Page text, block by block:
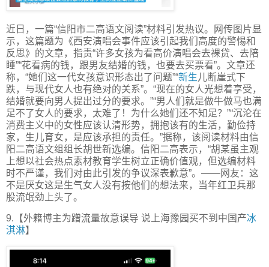
近日，一篇“信阳市二高语文阅读”材料引发热议。网传图片显
示，这篇题为《西安演唱会事件应该引起我们高度的警惕和
反思》的文章，指责“许多女孩为看高价演唱会去裸贷、去陪
睡”“花看病的钱，跟男友结婚的钱，也要去买票看”。文章还
称，“她们这一代女孩意识形态出了问题”“新生 儿断崖式下
跌，与现代女人也有绝对的关系”。“现在的女人光想着享受，
结婚就要向男人提出过分的要求。”“男人们就是做牛做马也满
足不了女人的要求，太难了！为什么她们还不知足？”“沉沦在
消费主义中的女性应该认清形势，拥抱该有的生活，勤俭持
家，生儿育女，是应该承担的责任。”据称，该阅读材料由信
阳二高语文组组长胡世新选编。信阳二高表示，“胡某虽主观
上想以社会热点素材教育学生树立正确价值观，但选编材料
时不严谨，我们对由此引发的争议深表歉意”。——网友：这
不是厌女这是生气女人没有按他们的想法来，当年红卫兵那
股流氓劲上头了。
9.【外籍博主为蹭流量故意误导 说上海豫园买不到中国产冰
淇淋】